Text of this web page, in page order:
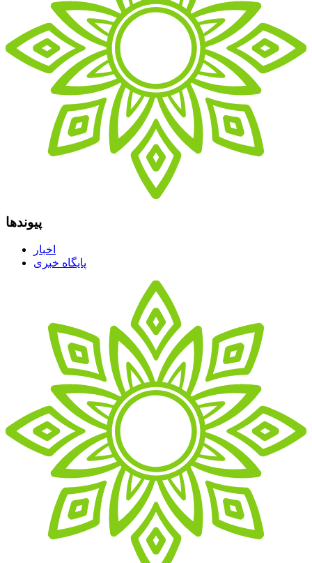
پیوندها
اخبار
پایگاه خبری